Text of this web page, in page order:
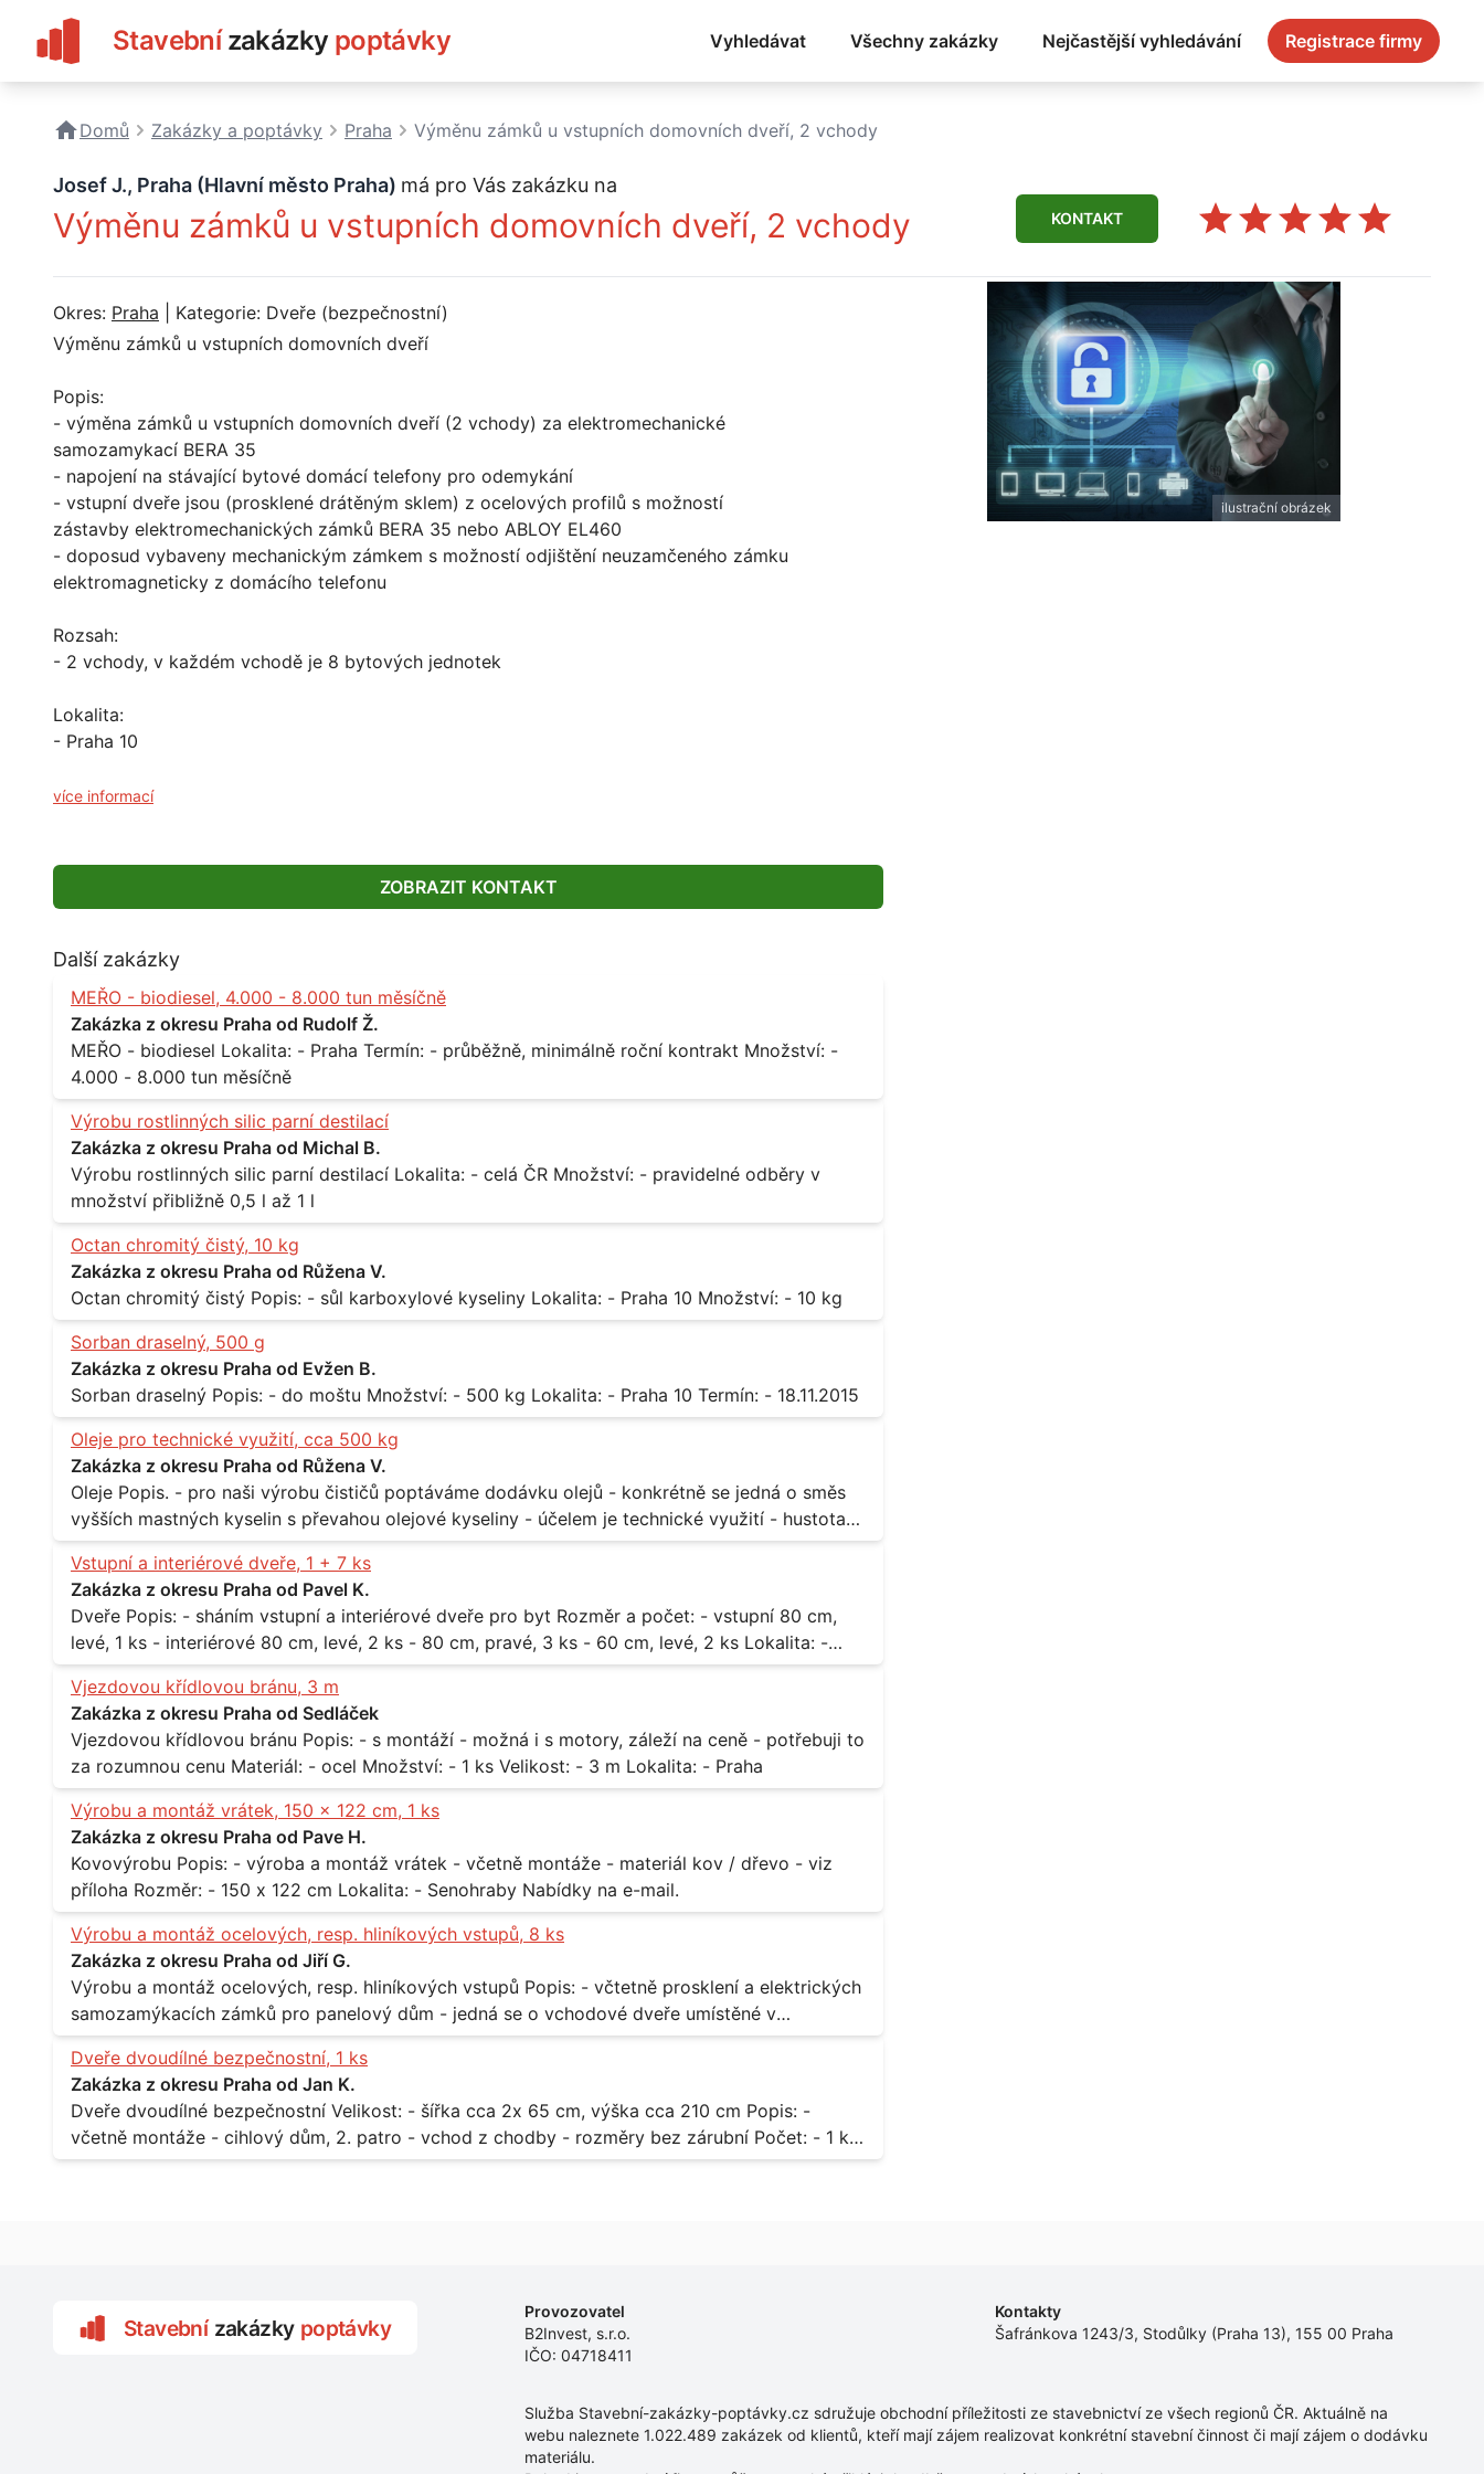
Stavební zakázky poptávky Vyhledávat Všechny zakázky Nejčastější vyhledávání Registrace firmy
Domů Zakázky a poptávky Praha Výměnu zámků u vstupních domovních dveří, 2 vchody
Josef J., Praha (Hlavní město Praha) má pro Vás zakázku na
Výměnu zámků u vstupních domovních dveří, 2 vchody KONTAKT
Okres: Praha | Kategorie: Dveře (bezpečnostní)
Výměnu zámků u vstupních domovních dveří
Popis:
- výměna zámků u vstupních domovních dveří (2 vchody) za elektromechanické
samozamykací BERA 35
- napojení na stávající bytové domácí telefony pro odemykání
- vstupní dveře jsou (prosklené drátěným sklem) z ocelových profilů s možností
zástavby elektromechanických zámků BERA 35 nebo ABLOY EL460
- doposud vybaveny mechanickým zámkem s možností odjištění neuzamčeného zámku
elektromagneticky z domácího telefonu
Rozsah:
- 2 vchody, v každém vchodě je 8 bytových jednotek
Lokalita:
- Praha 10
více informací
ZOBRAZIT KONTAKT
Další zakázky
MEŘO - biodiesel, 4.000 - 8.000 tun měsíčně
Zakázka z okresu Praha od Rudolf Ž.
MEŘO - biodiesel Lokalita: - Praha Termín: - průběžně, minimálně roční kontrakt Množství: -
4.000 - 8.000 tun měsíčně
Výrobu rostlinných silic parní destilací
Zakázka z okresu Praha od Michal B.
Výrobu rostlinných silic parní destilací Lokalita: - celá ČR Množství: - pravidelné odběry v
množství přibližně 0,5 l až 1 l
Octan chromitý čistý, 10 kg
Zakázka z okresu Praha od Růžena V.
Octan chromitý čistý Popis: - sůl karboxylové kyseliny Lokalita: - Praha 10 Množství: - 10 kg
Sorban draselný, 500 g
Zakázka z okresu Praha od Evžen B.
Sorban draselný Popis: - do moštu Množství: - 500 kg Lokalita: - Praha 10 Termín: - 18.11.2015
Oleje pro technické využití, cca 500 kg
Zakázka z okresu Praha od Růžena V.
Oleje Popis. - pro naši výrobu čističů poptáváme dodávku olejů - konkrétně se jedná o směs
vyšších mastných kyselin s převahou olejové kyseliny - účelem je technické využití - hustota
při 20°C - cca 870 kg / m3 Balení: - po 190 kg v sudu Množství: - cca 500 kg - roční spotřeba
Lokalita: - Praha
Vstupní a interiérové dveře, 1 + 7 ks
Zakázka z okresu Praha od Pavel K.
Dveře Popis: - sháním vstupní a interiérové dveře pro byt Rozměr a počet: - vstupní 80 cm,
levé, 1 ks - interiérové 80 cm, levé, 2 ks - 80 cm, pravé, 3 ks - 60 cm, levé, 2 ks Lokalita: -
Praha 10
Vjezdovou křídlovou bránu, 3 m
Zakázka z okresu Praha od Sedláček
Vjezdovou křídlovou bránu Popis: - s montáží - možná i s motory, záleží na ceně - potřebuji to
za rozumnou cenu Materiál: - ocel Množství: - 1 ks Velikost: - 3 m Lokalita: - Praha
Výrobu a montáž vrátek, 150 x 122 cm, 1 ks
Zakázka z okresu Praha od Pave H.
Kovovýrobu Popis: - výroba a montáž vrátek - včetně montáže - materiál kov / dřevo - viz
příloha Rozměr: - 150 x 122 cm Lokalita: - Senohraby Nabídky na e-mail.
Výrobu a montáž ocelových, resp. hliníkových vstupů, 8 ks
Zakázka z okresu Praha od Jiří G.
Výrobu a montáž ocelových, resp. hliníkových vstupů Popis: - včtetně prosklení a elektrických
samozamýkacích zámků pro panelový dům - jedná se o vchodové dveře umístěné v
zarámovaném a proskleném portálu - předmětem dodávky bude i demontáž stávajících a už
nevyhovujících prosklených, umělohmotných vstupů Množství: - 8 ks Lokalita: - 7, 9, 11, 13,
Praha 10 Strašnice Termín: - III.Q. 2015 Je nutná návštěva odpovědného pracovníka
dodavatele k zaměření, kalkulace ceny a termínu dodávky.
Dveře dvoudílné bezpečnostní, 1 ks
Zakázka z okresu Praha od Jan K.
Dveře dvoudílné bezpečnostní Velikost: - šířka cca 2x 65 cm, výška cca 210 cm Popis: -
včetně montáže - cihlový dům, 2. patro - vchod z chodby - rozměry bez zárubní Počet: - 1 ks
Lokalita: - Praha 7 - Holešovice
ilustrační obrázek
Stavební zakázky poptávky
Provozovatel
B2Invest, s.r.o.
IČO: 04718411
Kontakty
Šafránkova 1243/3, Stodůlky (Praha 13), 155 00 Praha
Služba Stavební-zakázky-poptávky.cz sdružuje obchodní příležitosti ze stavebnictví ze všech regionů ČR. Aktuálně na
webu naleznete 1.022.489 zakázek od klientů, kteří mají zájem realizovat konkrétní stavební činnost či mají zájem o dodávku
materiálu.